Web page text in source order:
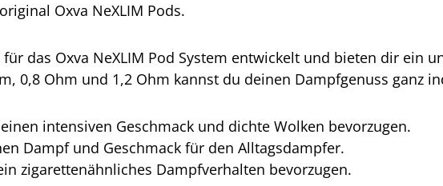
Oxva NeXLIM Pods.
das Oxva NeXLIM Pod System entwickelt und bieten dir ein
0,8 Ohm und 1,2 Ohm kannst du deinen Dampfgenuss ganz
intensiven Geschmack und dichte Wolken bevorzugen.
Dampf und Geschmack für den Alltagsdampfer.
zigarettenähnliches Dampfverhalten bevorzugen.